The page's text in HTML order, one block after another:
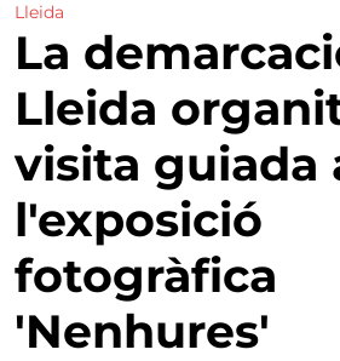
Lleida
La
Lleida
visita guiada
l'exposició
fotogràfica
'Nenhures'